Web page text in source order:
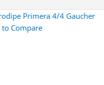
to Compare